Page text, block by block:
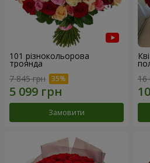
101 різнокольорова
троянда
7 845 грн
Замовити
16